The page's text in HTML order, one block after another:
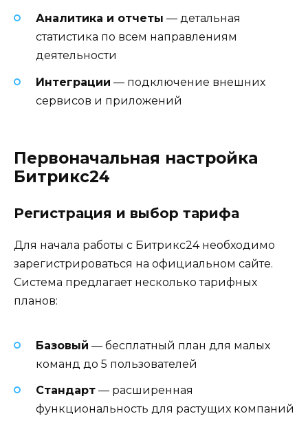
Аналитика и отчеты — детальная
статистика по всем направлениям
деятельности
Интеграции — подключение внешних
сервисов и приложений
Первоначальная настройка
Битрикс24
Регистрация и выбор тарифа
Для начала работы с Битрикс24 необходимо
зарегистрироваться на официальном сайте.
Система предлагает несколько тарифных
планов:
Базовый — бесплатный план для малых
команд до 5 пользователей
Стандарт — расширенная
функциональность для растущих компаний